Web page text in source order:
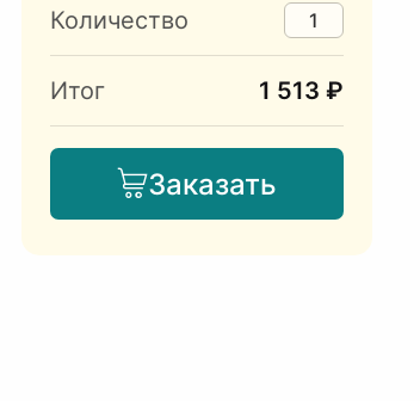
Количество
Итог 1 513 ₽
Заказать